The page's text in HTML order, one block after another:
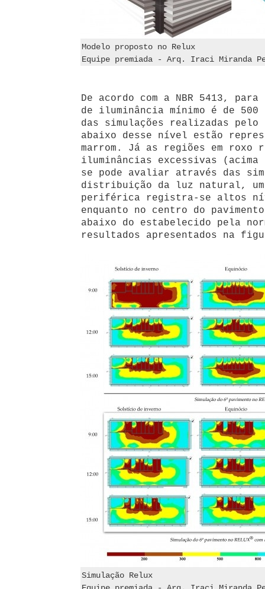
Modelo proposto no Relux
Equipe premiada - Arq. Iraci Miranda
De acordo com a NBR 5413,
de iluminância mínimo é de
das simulações realizadas pelo
abaixo desse nível estão
marrom. Já as regiões em roxo
iluminâncias excessivas (acima
se pode avaliar através das
distribuição da luz natural,
periférica registra-se altos
enquanto no centro do
abaixo do estabelecido pela
resultados apresentados na
Simulação Relux